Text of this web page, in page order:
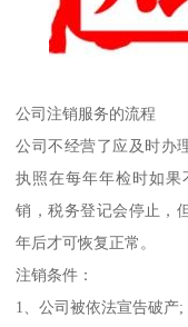
公司注销服务的流程
公司不经营了应及时办
执照在每年年检时如
销，税务登记会停止，
年后才可恢复正常。
注销条件：
1、公司被依法宣告破产;